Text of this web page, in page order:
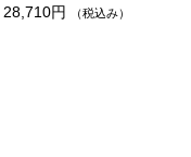
28,710円 （税込み）